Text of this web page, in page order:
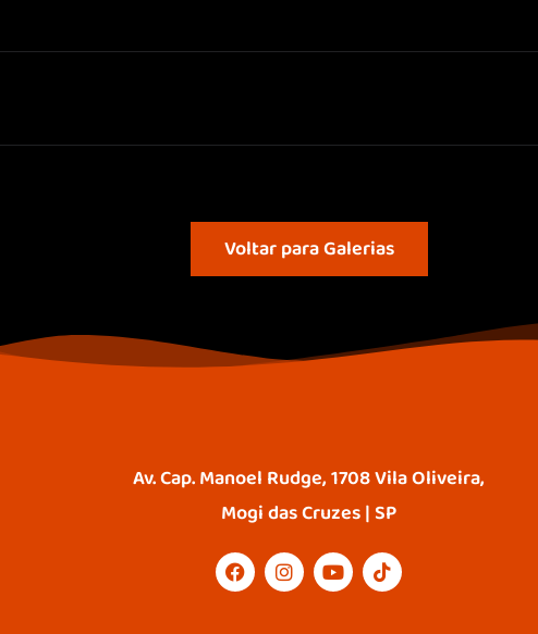
Voltar para Galerias
Av. Cap. Manoel Rudge, 1708 Vila Oliveira,
Mogi das Cruzes | SP